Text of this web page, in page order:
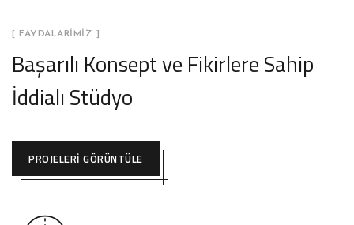
[ FAYDALARIMIZ ]
Başarılı Konsept ve Fikirlere Sahip
İddialı Stüdyo
PROJELERI GÖRÜNTÜLE